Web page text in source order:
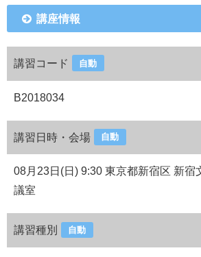
講座情報
講習コード 自動
B2018034
講習日時・会場 自動
08月23日(日) 9:30 東京都新宿区 新宿
議室
講習種別 自動